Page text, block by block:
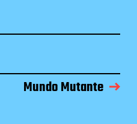
Mundo Mutante